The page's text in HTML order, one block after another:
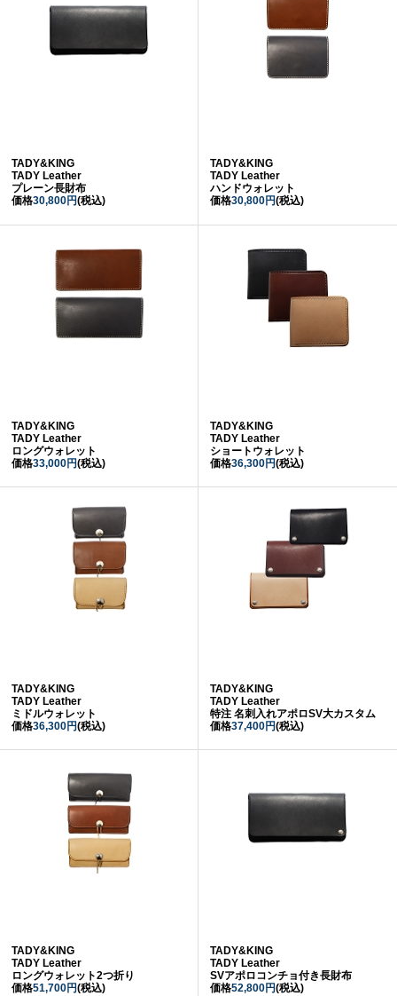
TADY&KING
TADY Leather
プレーン長財布
価格30,800円(税込)
TADY&KING
TADY Leather
ハンドウォレット
価格30,800円(税込)
TADY&KING
TADY Leather
ロングウォレット
価格33,000円(税込)
TADY&KING
TADY Leather
ショートウォレット
価格36,300円(税込)
TADY&KING
TADY Leather
ミドルウォレット
価格36,300円(税込)
TADY&KING
TADY Leather
特注 名刺入れアポロSV大カスタム
価格37,400円(税込)
TADY&KING
TADY Leather
ロングウォレット2つ折り
価格51,700円(税込)
TADY&KING
TADY Leather
SVアポロコンチョ付き長財布
価格52,800円(税込)